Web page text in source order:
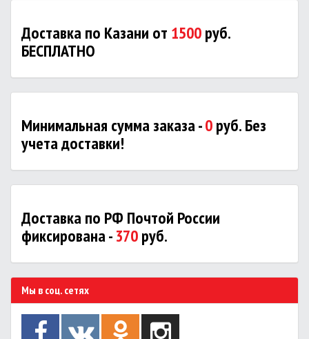
Доставка по Казани от 1500руб.
БЕСПЛАТНО
Минимальная сумма заказа -0руб. Без
учета доставки!
Доставка по РФ Почтой России
фиксирована -370руб.
Мы в соц. сетях